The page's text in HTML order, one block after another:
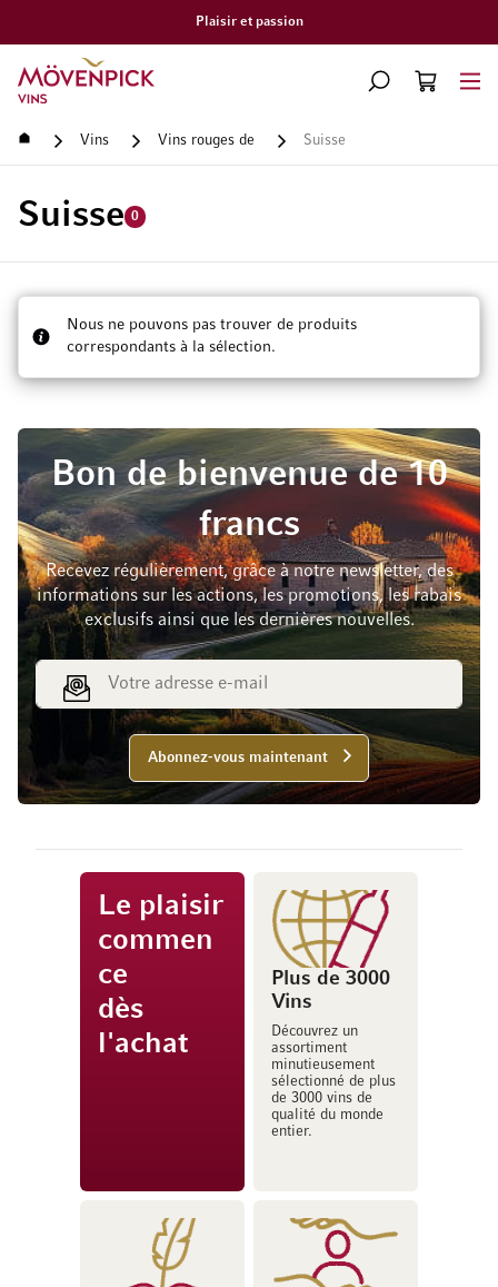
Plaisir et passion
Aller à la page d'accueil
CHERCHERPANIER
Accueil Vins Vins rouges de Suisse
Suisse 0
Nous ne pouvons pas trouver de produits
correspondants à la sélection.
Bon de bienvenue de 10
francs
Recevez régulièrement, grâce à notre newsletter, des
informations sur les actions, les promotions, les rabais
exclusifs ainsi que les dernières nouvelles.
Adresse e-mail
Abonnez-vous maintenant
Le plaisir
commen
ce
dès
l'achat
Plus de 3000
Vins
Découvrez un
assortiment
minutieusement
sélectionné de plus
de 3000 vins de
qualité du monde
entier.